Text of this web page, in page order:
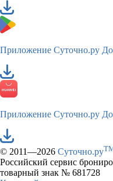
Приложение Суточно.ру
Приложение Суточно.ру
© 2011—2026 Суточно.ру
Российский сервис
товарный знак № 681728